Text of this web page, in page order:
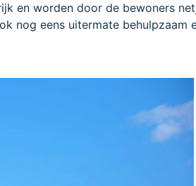
en worden door de bewoners
nog eens uitermate behulpzaam